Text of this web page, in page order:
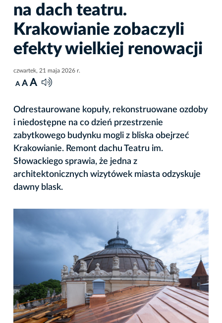
na dach teatru.
Krakowianie zobaczyli
efekty wielkiej renowacji
czwartek, 21 maja 2026 r.
A A A
Odrestaurowane kopuły, rekonstruowane ozdoby
i niedostępne na co dzień przestrzenie
zabytkowego budynku mogli z bliska obejrzeć
Krakowianie. Remont dachu Teatru im.
Słowackiego sprawia, że jedna z
architektonicznych wizytówek miasta odzyskuje
dawny blask.